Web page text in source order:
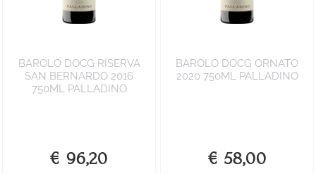
BAROLO DOCG RISERVA
SAN BERNARDO 2016
750ML PALLADINO
€ 96,20
BAROLO DOCG ORNATO
2020 750ML PALLADINO
€ 58,00